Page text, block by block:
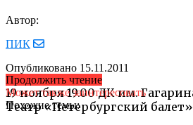
Автор:
ПИК
Опубликовано 15.11.2011
19 ноября 19.00 ДК им.
Театр «Петербургский
Продолжить чтение
Может также заинтересовать
Похожие темы: